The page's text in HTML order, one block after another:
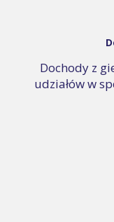
Dochody z
udziałów w